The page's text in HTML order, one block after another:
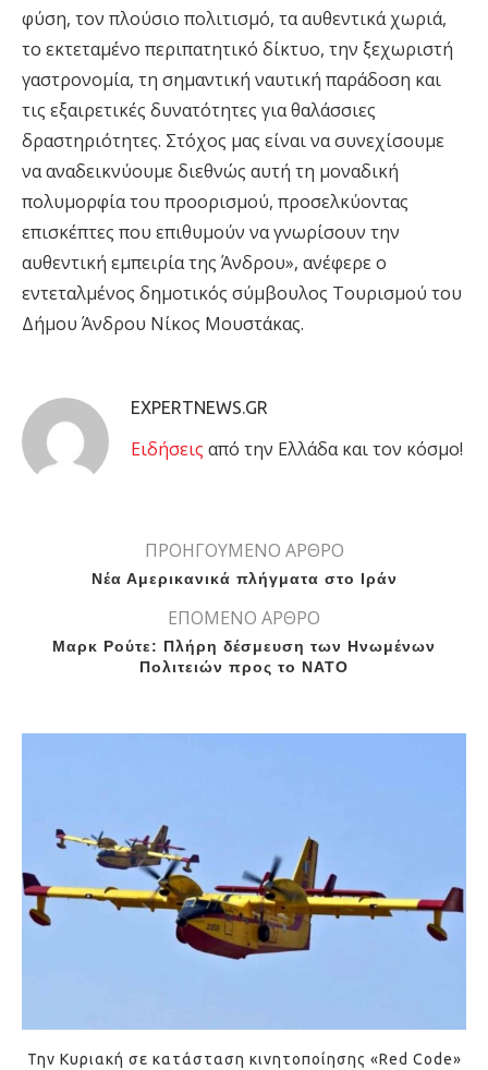
φύση, τον πλούσιο πολιτισμό, τα αυθεντικά χωριά,
το εκτεταμένο περιπατητικό δίκτυο, την ξεχωριστή
γαστρονομία, τη σημαντική ναυτική παράδοση και
τις εξαιρετικές δυνατότητες για θαλάσσιες
δραστηριότητες. Στόχος μας είναι να συνεχίσουμε
να αναδεικνύουμε διεθνώς αυτή τη μοναδική
πολυμορφία του προορισμού, προσελκύοντας
επισκέπτες που επιθυμούν να γνωρίσουν την
αυθεντική εμπειρία της Άνδρου», ανέφερε ο
εντεταλμένος δημοτικός σύμβουλος Τουρισμού του
Δήμου Άνδρου Νίκος Μουστάκας.
EXPERTNEWS.GR
Eιδήσεις από την Ελλάδα και τον κόσμο!
ΠΡΟΗΓΟΥΜΕΝΟ ΑΡΘΡΟ
Νέα Αμερικανικά πλήγματα στο Ιράν
ΕΠΟΜΕΝΟ ΑΡΘΡΟ
Μαρκ Ρούτε: Πλήρη δέσμευση των Ηνωμένων
Πολιτειών προς το ΝΑΤΟ
Την Κυριακή σε κατάσταση κινητοποίησης «Red Code»